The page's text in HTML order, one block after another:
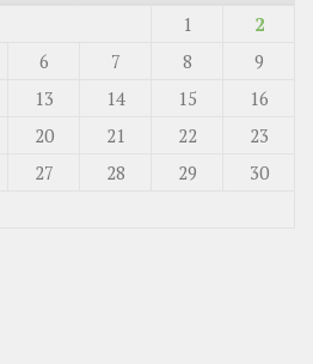
1
2
6 7 8
9
13 14 15
16
20 21 22
23
27 28 29
30